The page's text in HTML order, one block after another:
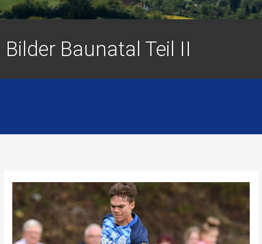
Bilder Baunatal Teil II